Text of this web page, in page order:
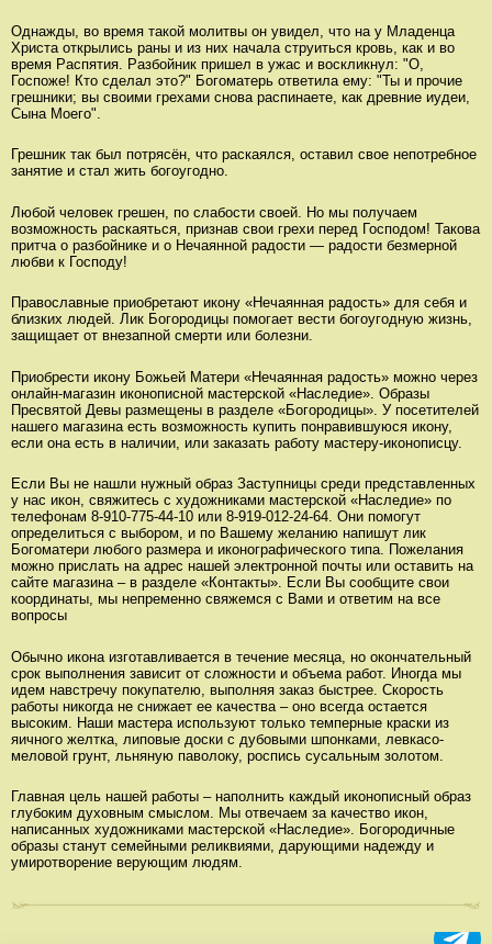
Однажды, во время такой молитвы он увидел, что на у Младенца
Христа открылись раны и из них начала струиться кровь, как и во
время Распятия. Разбойник пришел в ужас и воскликнул: "О,
Госпоже! Кто сделал это?" Богоматерь ответила ему: "Ты и прочие
грешники; вы своими грехами снова распинаете, как древние иудеи,
Сына Моего".
Грешник так был потрясён, что раскаялся, оставил свое непотребное
занятие и стал жить богоугодно.
Любой человек грешен, по слабости своей. Но мы получаем
возможность раскаяться, признав свои грехи перед Господом! Такова
притча о разбойнике и о Нечаянной радости — радости безмерной
любви к Господу!
Православные приобретают икону «Нечаянная радость» для себя и
близких людей. Лик Богородицы помогает вести богоугодную жизнь,
защищает от внезапной смерти или болезни.
Приобрести икону Божьей Матери «Нечаянная радость» можно через
онлайн-магазин иконописной мастерской «Наследие». Образы
Пресвятой Девы размещены в разделе «Богородицы». У посетителей
нашего магазина есть возможность купить понравившуюся икону,
если она есть в наличии, или заказать работу мастеру-иконописцу.
Если Вы не нашли нужный образ Заступницы среди представленных
у нас икон, свяжитесь с художниками мастерской «Наследие» по
телефонам 8-910-775-44-10 или 8-919-012-24-64. Они помогут
определиться с выбором, и по Вашему желанию напишут лик
Богоматери любого размера и иконографического типа. Пожелания
можно прислать на адрес нашей электронной почты или оставить на
сайте магазина – в разделе «Контакты». Если Вы сообщите свои
координаты, мы непременно свяжемся с Вами и ответим на все
вопросы
Обычно икона изготавливается в течение месяца, но окончательный
срок выполнения зависит от сложности и объема работ. Иногда мы
идем навстречу покупателю, выполняя заказ быстрее. Скорость
работы никогда не снижает ее качества – оно всегда остается
высоким. Наши мастера используют только темперные краски из
яичного желтка, липовые доски с дубовыми шпонками, левкасо-
меловой грунт, льняную паволоку, роспись сусальным золотом.
Главная цель нашей работы – наполнить каждый иконописный образ
глубоким духовным смыслом. Мы отвечаем за качество икон,
написанных художниками мастерской «Наследие». Богородичные
образы станут семейными реликвиями, дарующими надежду и
умиротворение верующим людям.